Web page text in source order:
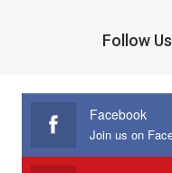
Follow Us
Facebook